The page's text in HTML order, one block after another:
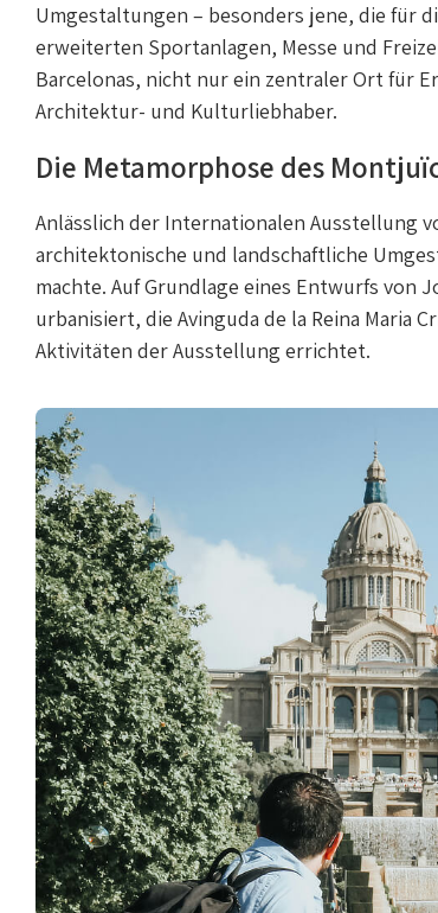
Umgestaltungen – besonders jene, die für
erweiterten Sportanlagen, Messe und
Barcelonas, nicht nur ein zentraler Ort für
Architektur- und Kulturliebhaber.
Die Metamorphose des
Anlässlich der Internationalen Ausstellung
architektonische und landschaftliche
machte. Auf Grundlage eines Entwurfs von
urbanisiert, die Avinguda de la Reina Maria
Aktivitäten der Ausstellung errichtet.